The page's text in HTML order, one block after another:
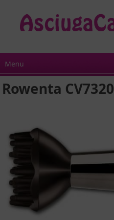
Menu
Rowenta CV7320